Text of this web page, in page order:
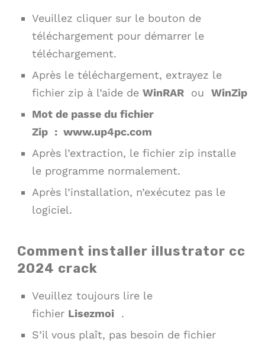
Veuillez cliquer sur le bouton de
téléchargement pour démarrer le
téléchargement.
Après le téléchargement, extrayez le
fichier zip à l’aide de WinRARou WinZip
Mot de passe du fichier
Zip : www.up4pc.com
Après l’extraction, le fichier zip installe
le programme normalement.
Après l’installation, n’exécutez pas le
logiciel.
Comment installer illustrator cc
2024 crack
Veuillez toujours lire le
fichier Lisezmoi.
S’il vous plaît, pas besoin de fichier